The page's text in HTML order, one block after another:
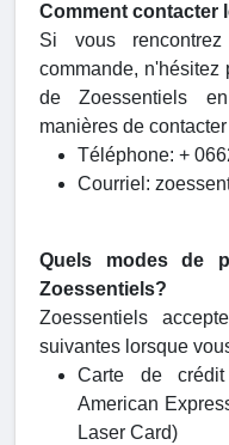
Comment contacter
Si vous
commande, n'hésitez
de Zoessentiels
manières de
Téléphone: +
Courriel:
Quels modes de
Zoessentiels?
Zoessentiels
suivantes lorsque
Carte de
American
Laser Card)